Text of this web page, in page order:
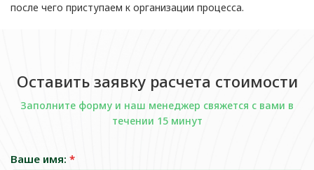
после чего приступаем к организации процесса.
Оставить заявку расчета стоимости
Заполните форму и наш менеджер свяжется с вами в
течении 15 минут
Ваше имя: *